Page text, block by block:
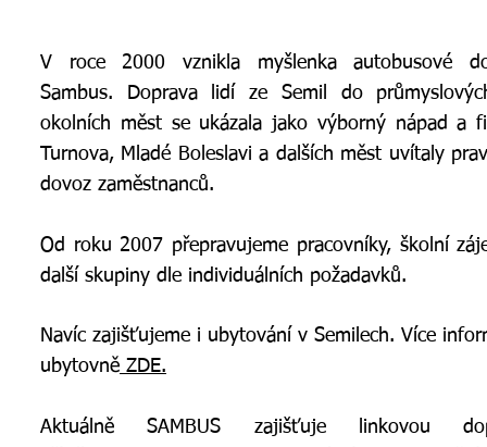
V roce 2000 vznikla myšlenka autobusové
Sambus. Doprava lidí ze Semil do
okolních měst se ukázala jako výborný nápad a
Turnova, Mladé Boleslavi a dalších měst uvítaly
dovoz zaměstnanců.
Od roku 2007 přepravujeme pracovníky, školní
další skupiny dle individuálních požadavků.
Navíc zajišťujeme i ubytování v Semilech. Více
ubytovně ZDE.
Aktuálně SAMBUS zajišťuje linkovou